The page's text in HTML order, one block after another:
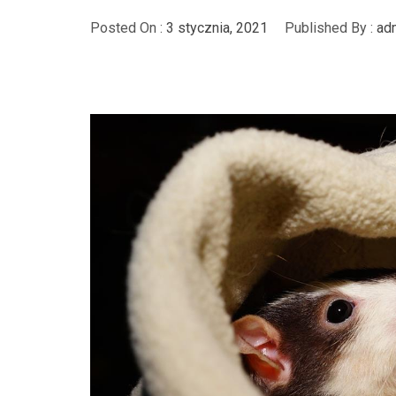
Posted On : 3 stycznia, 2021 Published By :